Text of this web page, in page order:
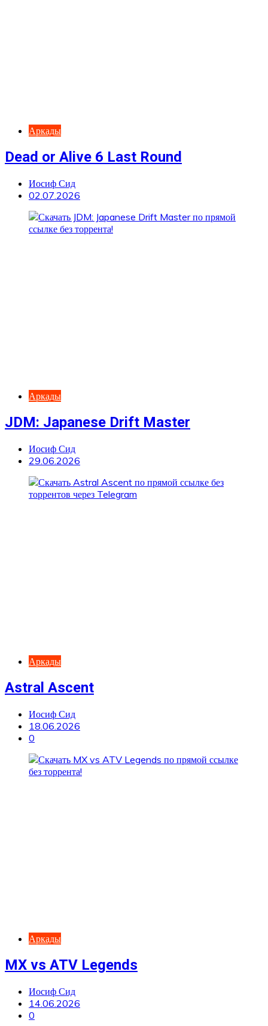
Аркады
Dead or Alive 6 Last Round
Иосиф Сид
02.07.2026
Аркады
JDM: Japanese Drift Master
Иосиф Сид
29.06.2026
Аркады
Astral Ascent
Иосиф Сид
18.06.2026
0
Аркады
MX vs ATV Legends
Иосиф Сид
14.06.2026
0